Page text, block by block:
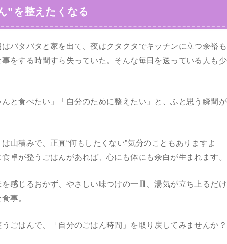
”を整えたくなる
バタバタと家を出て、夜はクタクタでキッチンに立つ余裕も
をする時間すら失っていた。そんな毎日を送っている人も少
と食べたい」「自分のために整えたい」と、ふと思う瞬間が
山積みで、正直“何もしたくない”気分のこともありますよ
卓が整うごはんがあれば、心にも体にも余白が生まれます。
感じるおかず、やさしい味つけの一皿、湯気が立ち上るだけ
事。
ごはんで、「自分のごはん時間」を取り戻してみませんか？